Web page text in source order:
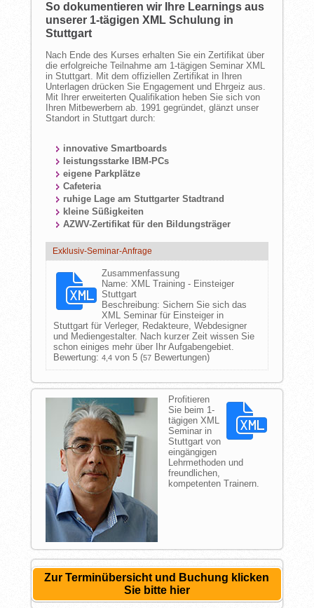
So dokumentieren wir Ihre Learnings aus
unserer 1-tägigen XML Schulung in
Stuttgart
Nach Ende des Kurses erhalten Sie ein Zertifikat über
die erfolgreiche Teilnahme am 1-tägigen Seminar XML
in Stuttgart. Mit dem offiziellen Zertifikat in Ihren
Unterlagen drücken Sie Engagement und Ehrgeiz aus.
Mit Ihrer erweiterten Qualifikation heben Sie sich von
Ihren Mitbewerbern ab. 1991 gegründet, glänzt unser
Standort in Stuttgart durch:
innovative Smartboards
leistungsstarke IBM-PCs
eigene Parkplätze
Cafeteria
ruhige Lage am Stuttgarter Stadtrand
kleine Süßigkeiten
AZWV-Zertifikat für den Bildungsträger
Exklusiv-Seminar-Anfrage
Zusammenfassung
Name: XML Training - Einsteiger
Stuttgart
Beschreibung: Sichern Sie sich das
XML Seminar für Einsteiger in
Stuttgart für Verleger, Redakteure, Webdesigner
und Mediengestalter. Nach kurzer Zeit wissen Sie
schon einiges mehr über Ihr Aufgabengebiet.
Bewertung: 4,4von 5 (57Bewertungen)
Profitieren
Sie beim 1-
tägigen XML
Seminar in
Stuttgart von
eingängigen
Lehrmethoden und
freundlichen,
kompetenten Trainern.
Zur Terminübersicht und Buchung klicken
Sie bitte hier